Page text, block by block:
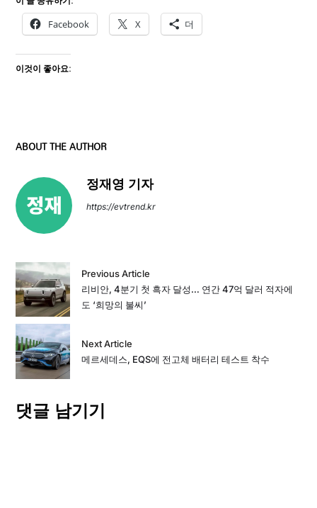
Facebook X 더
이것이 좋아요:
ABOUT THE AUTHOR
정재영 기자
https://evtrend.kr
Previous Article
리비안, 4분기 첫 흑자 달성… 연간 47억 달러 적자에
도 ‘희망의 불씨’
Next Article
메르세데스, EQS에 전고체 배터리 테스트 착수
댓글 남기기